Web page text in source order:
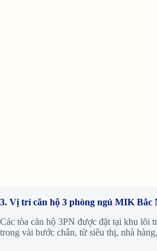
3. Vị trí căn hộ 3 phòng ngủ MIK Bắc
Các tòa căn hộ 3PN được đặt tại khu lõi
trong vài bước chân, từ siêu thị, nhà